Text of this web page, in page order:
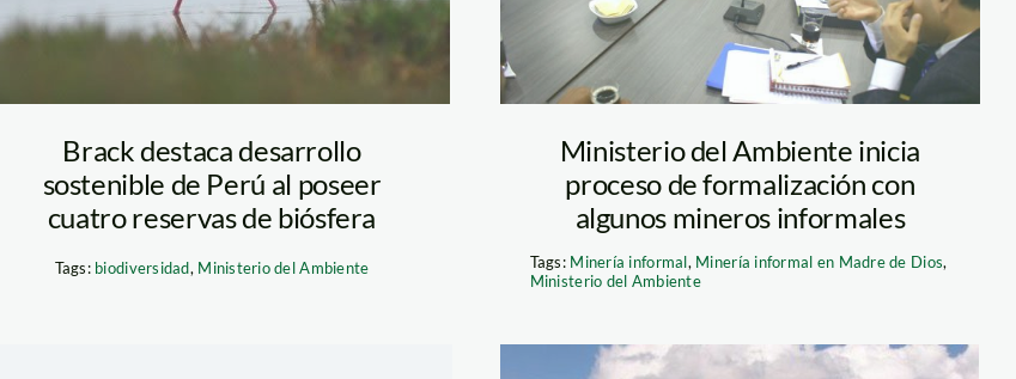
Brack destaca desarrollo
sostenible de Perú al poseer
cuatro reservas de biósfera
Tags: biodiversidad, Ministerio del Ambiente
Ministerio del Ambiente inicia
proceso de formalización con
algunos mineros informales
Tags: Minería informal, Minería informal en Madre de Dios,
Ministerio del Ambiente